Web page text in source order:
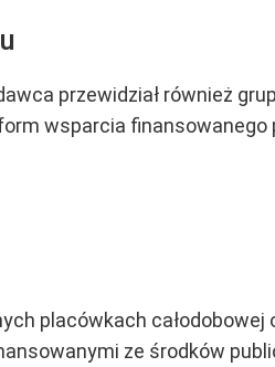
przewidział również
wsparcia
placówkach całodobowej
ze środków